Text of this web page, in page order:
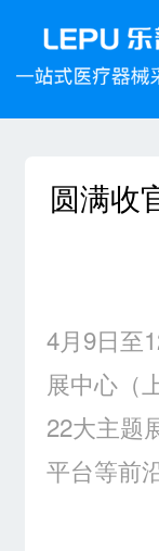
圆满收
4月9日至
展中心（
22大主题
平台等前